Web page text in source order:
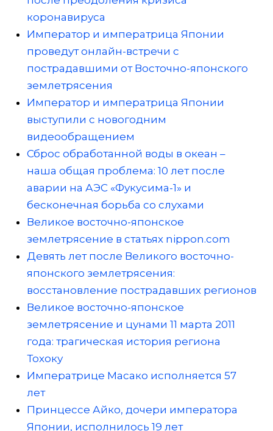
коронавируса
Император и императрица Японии
проведут онлайн-встречи с
пострадавшими от Восточно-японского
землетрясения
Император и императрица Японии
выступили с новогодним
видеообращением
Сброс обработанной воды в океан –
наша общая проблема: 10 лет после
аварии на АЭС «Фукусима-1» и
бесконечная борьба со слухами
Великое восточно-японское
землетрясение в статьях nippon.com
Девять лет после Великого восточно-
японского землетрясения:
восстановление пострадавших регионов
Великое восточно-японское
землетрясение и цунами 11 марта 2011
года: трагическая история региона
Тохоку
Императрице Масако исполняется 57
лет
Принцессе Айко, дочери императора
Японии, исполнилось 19 лет